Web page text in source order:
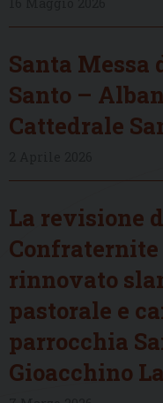
Santa Messa
Santo –
Cattedrale
La revisione
Confraternite
rinnovato
pastorale e
parrocchia
Gioacchino